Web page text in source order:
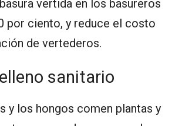
vertida en los basureros
por ciento, y reduce el costo
de vertederos.
sanitario
y los hongos comen plantas y